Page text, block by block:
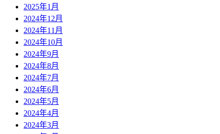
2025年1月
2024年12月
2024年11月
2024年10月
2024年9月
2024年8月
2024年7月
2024年6月
2024年5月
2024年4月
2024年3月